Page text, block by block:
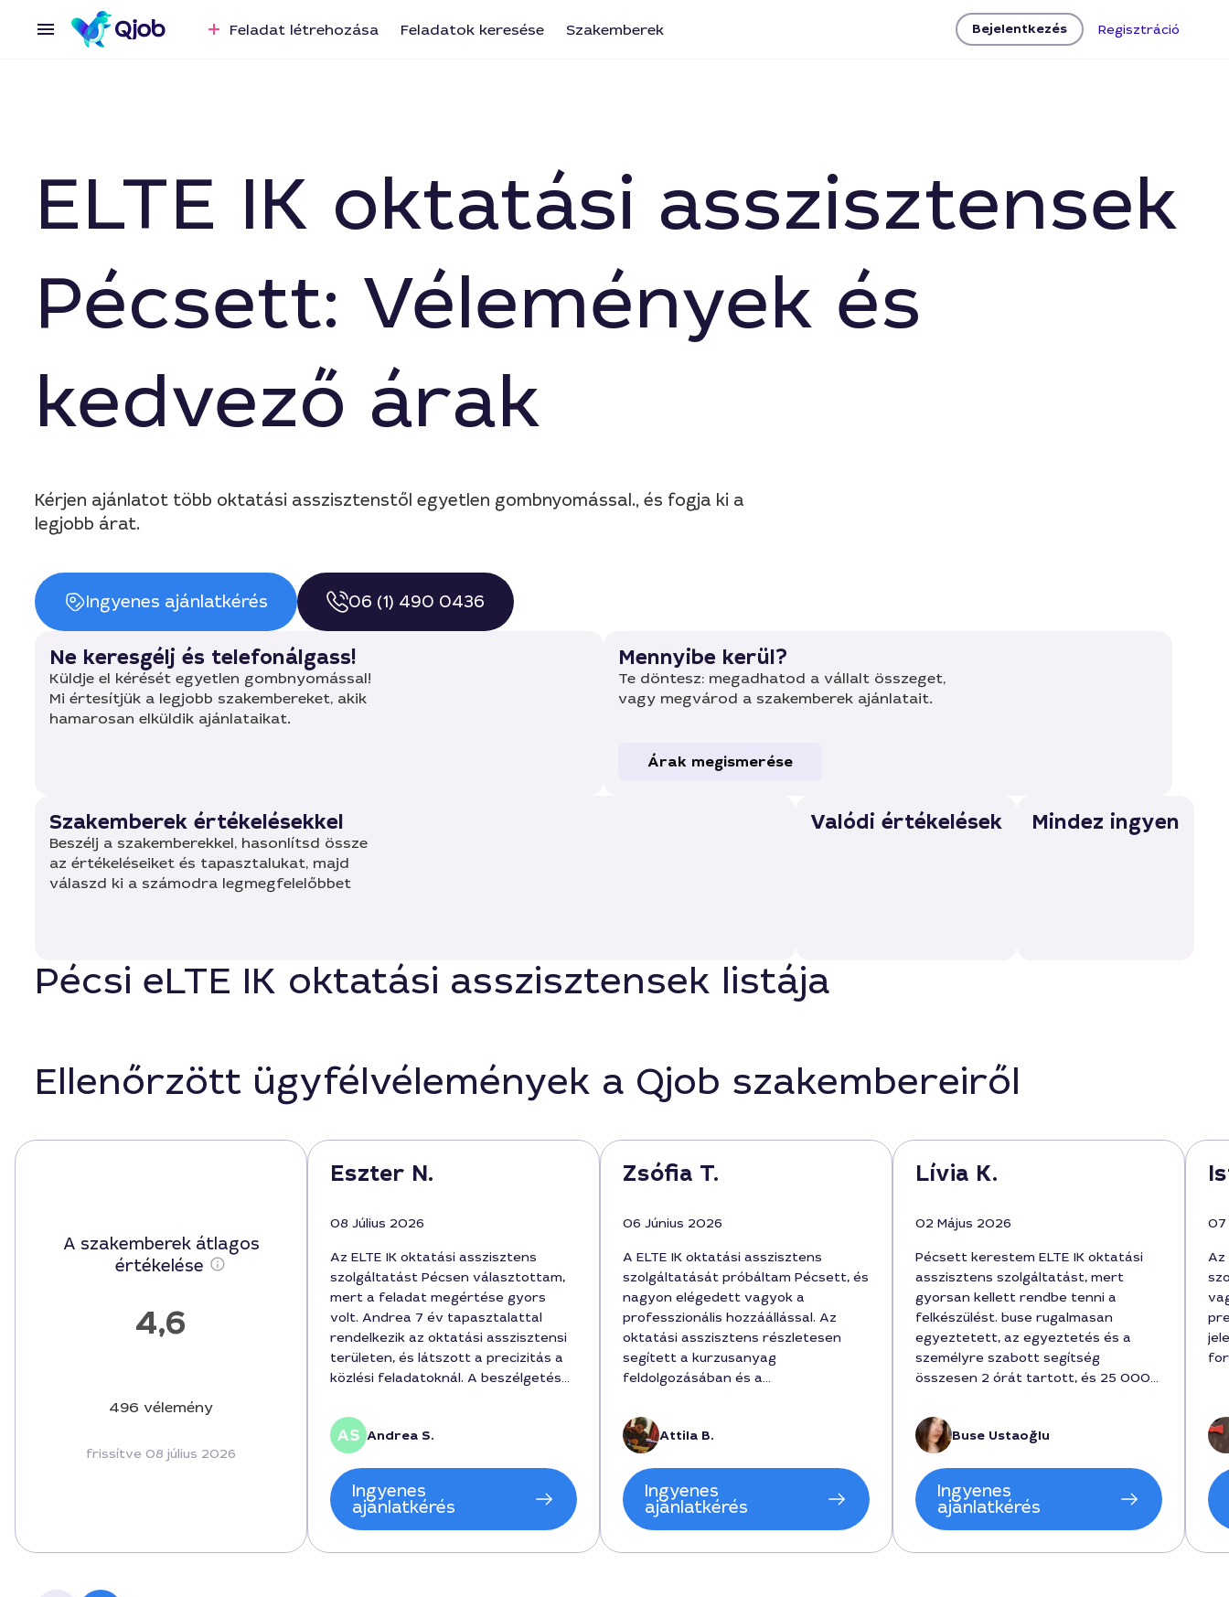
Feladat létrehozása Feladatok keresése Szakemberek Bejelentkezés Regisztráció
ELTE IK oktatási asszisztensek
Pécsett: Vélemények és
kedvező árak
Kérjen ajánlatot több oktatási asszisztenstől egyetlen gombnyomással., és fogja ki a
legjobb árat.
Ingyenes ajánlatkérés 06 (1) 490 0436
Ne keresgélj és telefonálgass!
Küldje el kérését egyetlen gombnyomással!
Mi értesítjük a legjobb szakembereket, akik
hamarosan elküldik ajánlataikat.
Mennyibe kerül?
Te döntesz: megadhatod a vállalt összeget,
vagy megvárod a szakemberek ajánlatait.
Árak megismerése
Szakemberek értékelésekkel
Beszélj a szakemberekkel, hasonlítsd össze
az értékeléseiket és tapasztalukat, majd
válaszd ki a számodra legmegfelelőbbet
Valódi értékelések Mindez ingyen
Pécsi eLTE IK oktatási asszisztensek listája
Ellenőrzött ügyfélvélemények a Qjob szakembereiről
A szakemberek átlagos
értékelése
4,6
496 vélemény
frissítve 08 július 2026
Eszter N.
08 Július 2026
Az ELTE IK oktatási asszisztens
szolgáltatást Pécsen választottam,
mert a feladat megértése gyors
volt. Andrea 7 év tapasztalattal
rendelkezik az oktatási asszisztensi
területen, és látszott a precizitás a
közlési feladatoknál. A beszélgetés
órát vett igénybe, és 18000 forintba
került, ami szerintem korrekt az
adott városban. Ajánlanám
mindazoknak, akiknek részletes és
pontos segítség kell az ELTE IK
programjával kapcsolatos
Andrea S.
Ingyenes
ajánlatkérés
Zsófia T.
06 Június 2026
A ELTE IK oktatási asszisztens
szolgáltatását próbáltam Pécsett, és
nagyon elégedett vagyok a
professzionális hozzáállással. Az
oktatási asszisztens részletesen
segített a kurzusanyag
feldolgozásában és a
dolgozatok megírásához is hasznos
tanácsokat adva. A munka ára
120000 forint körül mozgott, és a
szolgáltatás 6 hétig tartott, aminek
végén éreztem, hogy tényleg
fejlődtem. Attila személyében egy
szakembert kaptam, aki mindig
Attila B.
Ingyenes
ajánlatkérés
Lívia K.
02 Május 2026
Pécsett kerestem ELTE IK oktatási
asszisztens szolgáltatást, mert
gyorsan kellett rendbe tenni a
felkészülést. busе rugalmasan
egyeztetett, az egyeztetés és a
személyre szabott segítség
összesen 2 órát tartott, és 25 000
magyarázatokat kaptam.
Buse Ustaoğlu
Ingyenes
ajánlatkérés
07
Az